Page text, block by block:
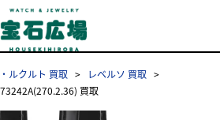
ルクルト 買取
レベルソ 買取
買取